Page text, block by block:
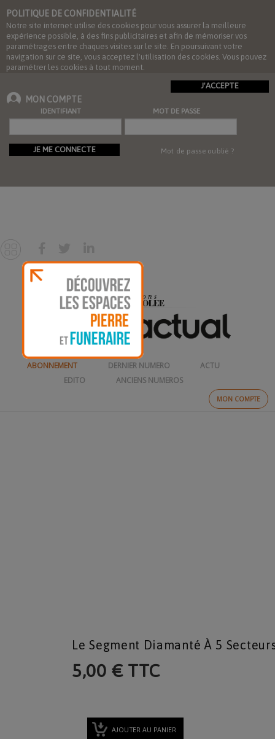
POLITIQUE DE CONFIDENTIALITÉ
Notre site internet utilise des cookies pour vous assurer la meilleure
expérience possible, à des fins publicitaires et afin de mémoriser vos
paramétrages entre chaques visites sur le site. En poursuivant votre
navigation sur ce site, vous acceptez l'utilisation des cookies. Vous pouvez
paramétrer les cookies à tout moment.
J'ACCEPTE
MON COMPTE
IDENTIFIANT MOT DE PASSE
JE ME CONNECTE Mot de passe oublié ?
MON COMPTE
ABONNEMENT DERNIER NUMERO
ACTU
EDITO
ANCIENS NUMEROS
Le Segment Diamanté À 5
5,00 € TTC
AJOUTER AU PANIER